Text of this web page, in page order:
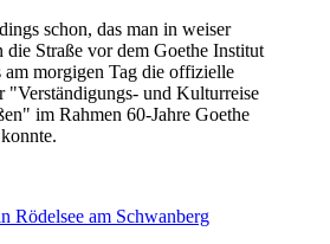
schon, das man in weiser
die Straße vor dem Goethe Institut
am morgigen Tag die offizielle
"Verständigungs- und Kulturreise
im Rahmen 60-Jahre Goethe
Rödelsee am Schwanberg